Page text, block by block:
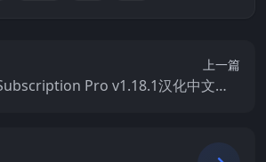
上一篇
Pro v1.18.1汉化中文版 –